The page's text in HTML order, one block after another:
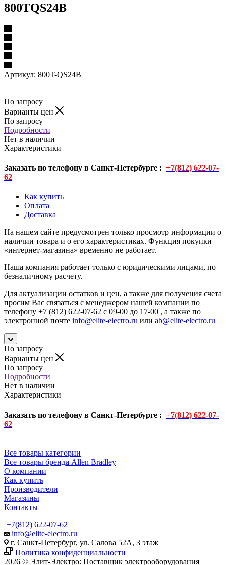
800TQS24B
Артикул: 800T-QS24B
По запросу
Варианты цен
По запросу
Подробности
Нет в наличии
Характеристики
Заказать по телефону в Санкт-Петербурге : +7(812) 622-07-
62
Как купить
Оплата
Доставка
На нашем сайте предусмотрен только просмотр информации о
наличии товара и о его характеристиках. Функция покупки
«интернет-магазина» временно не работает.
Наша компания работает только с юридическими лицами, по
безналичному расчету.
Для актуализации остатков и цен, а также для получения счета
просим Вас связаться с менеджером нашей компании по
телефону +7 (812) 622-07-62 с 09-00 до 17-00 , а также по
электронной почте info@elite-electro.ru или ab@elite-electro.ru
По запросу
Варианты цен
По запросу
Подробности
Нет в наличии
Характеристики
Заказать по телефону в Санкт-Петербурге : +7(812) 622-07-
62
Все товары категории
Все товары бренда Allen Bradley
О компании
Как купить
Производители
Магазины
Контакты
+7(812) 622-07-62
info@elite-electro.ru
г. Санкт-Петербург, ул. Салова 52А, 3 этаж
Политика конфиденциальности
2026 © Элит-Электро: Поставщик электрооборудования